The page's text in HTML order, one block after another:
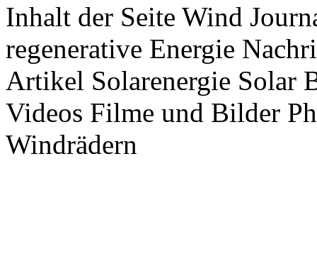
Inhalt der Seite Wind
regenerative Energie
Artikel Solarenergie Solar
Videos Filme und Bilder
Windrädern